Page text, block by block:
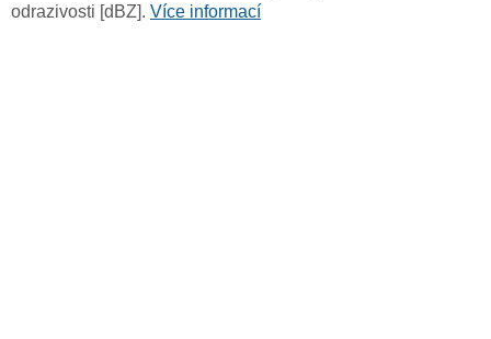
odrazivosti [dBZ]. Více informací